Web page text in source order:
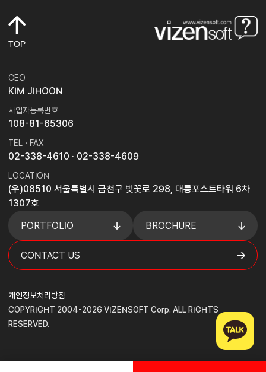
TOP
CEO
KIM JIHOON
사업자등록번호
108-81-65306
TEL · FAX
02-338-4610 · 02-338-4609
LOCATION
(우)08510 서울특별시 금천구 벚꽃로 298, 대륭포스트타워 6차
1307호
PORTFOLIO
BROCHURE
CONTACT US
개인정보처리방침
COPYRIGHT 2004-2026 VIZENSOFT Corp. ALL RIGHTS
RESERVED.